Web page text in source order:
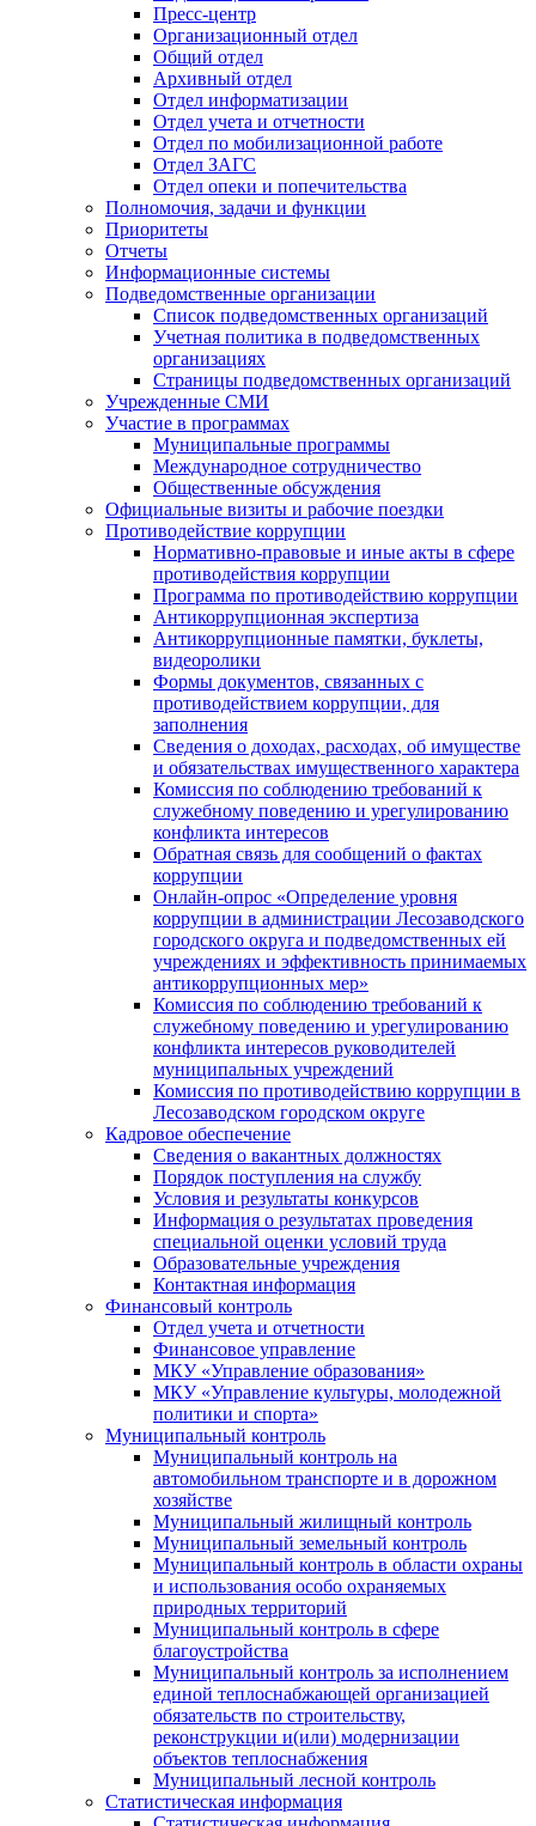
Пресс-центр
Организационный отдел
Общий отдел
Архивный отдел
Отдел информатизации
Отдел учета и отчетности
Отдел по мобилизационной работе
Отдел ЗАГС
Отдел опеки и попечительства
Полномочия, задачи и функции
Приоритеты
Отчеты
Информационные системы
Подведомственные организации
Список подведомственных организаций
Учетная политика в подведомственных
организациях
Страницы подведомственных организаций
Учрежденные СМИ
Участие в программах
Муниципальные программы
Международное сотрудничество
Общественные обсуждения
Официальные визиты и рабочие поездки
Противодействие коррупции
Нормативно-правовые и иные акты в сфере
противодействия коррупции
Программа по противодействию коррупции
Антикоррупционная экспертиза
Антикоррупционные памятки, буклеты,
видеоролики
Формы документов, связанных с
противодействием коррупции, для
заполнения
Сведения о доходах, расходах, об имуществе
и обязательствах имущественного характера
Комиссия по соблюдению требований к
служебному поведению и урегулированию
конфликта интересов
Обратная связь для сообщений о фактах
коррупции
Онлайн-опрос «Определение уровня
коррупции в администрации Лесозаводского
городского округа и подведомственных ей
учреждениях и эффективность принимаемых
антикоррупционных мер»
Комиссия по соблюдению требований к
служебному поведению и урегулированию
конфликта интересов руководителей
муниципальных учреждений
Комиссия по противодействию коррупции в
Лесозаводском городском округе
Кадровое обеспечение
Сведения о вакантных должностях
Порядок поступления на службу
Условия и результаты конкурсов
Информация о результатах проведения
специальной оценки условий труда
Образовательные учреждения
Контактная информация
Финансовый контроль
Отдел учета и отчетности
Финансовое управление
МКУ «Управление образования»
МКУ «Управление культуры, молодежной
политики и спорта»
Муниципальный контроль
Муниципальный контроль на
автомобильном транспорте и в дорожном
хозяйстве
Муниципальный жилищный контроль
Муниципальный земельный контроль
Муниципальный контроль в области охраны
и использования особо охраняемых
природных территорий
Муниципальный контроль в сфере
благоустройства
Муниципальный контроль за исполнением
единой теплоснабжающей организацией
обязательств по строительству,
реконструкции и(или) модернизации
объектов теплоснабжения
Муниципальный лесной контроль
Статистическая информация